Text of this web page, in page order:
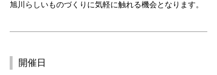
旭川らしいものづくりに気軽に触れる機会となります。
開催日